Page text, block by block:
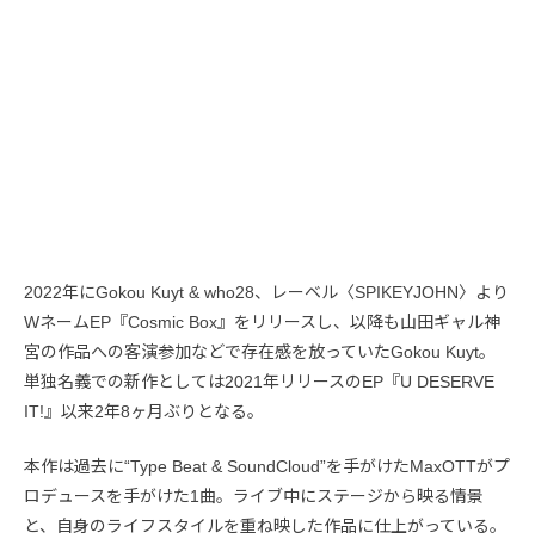
2022年にGokou Kuyt & who28、レーベル〈SPIKEYJOHN〉より
WネームEP『Cosmic Box』をリリースし、以降も山田ギャル神
宮の作品への客演参加などで存在感を放っていたGokou Kuyt。
単独名義での新作としては2021年リリースのEP『U DESERVE
IT!』以来2年8ヶ月ぶりとなる。
本作は過去に“Type Beat & SoundCloud”を手がけたMaxOTTがプ
ロデュースを手がけた1曲。ライブ中にステージから映る情景
と、自身のライフスタイルを重ね映した作品に仕上がっている。